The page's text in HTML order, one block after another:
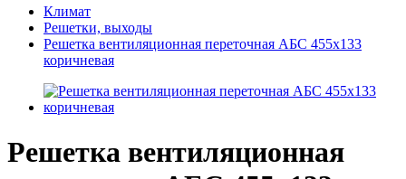
Хозяйственные товары
Строительные товары
Климат
Решетки, выходы
Решетка вентиляционная переточная АБС 455х133
коричневая
Решетка вентиляционная